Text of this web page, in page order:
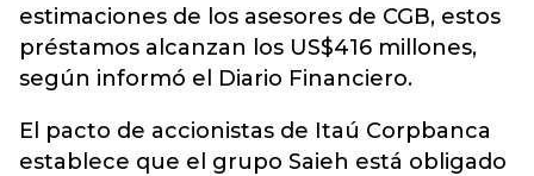
estimaciones de los asesores de CGB, estos
préstamos alcanzan los US$416 millones,
según informó el Diario Financiero.
El pacto de accionistas de Itaú Corpbanca
establece que el grupo Saieh está obligado